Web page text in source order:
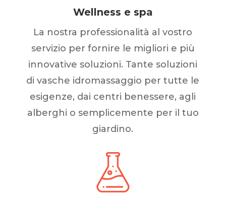
Wellness e spa
La nostra professionalità al vostro
servizio per fornire le migliori e più
innovative soluzioni. Tante soluzioni
di vasche idromassaggio per tutte le
esigenze, dai centri benessere, agli
alberghi o semplicemente per il tuo
giardino.